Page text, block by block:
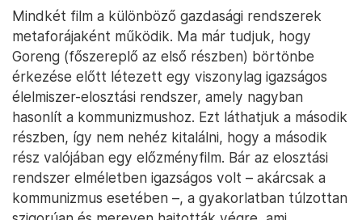
Mindkét film a különböző gazdasági rendszerek
metaforájaként működik. Ma már tudjuk, hogy
Goreng (főszereplő az első részben) börtönbe
érkezése előtt létezett egy viszonylag igazságos
élelmiszer-elosztási rendszer, amely nagyban
hasonlít a kommunizmushoz. Ezt láthatjuk a második
részben, így nem nehéz kitalálni, hogy a második
rész valójában egy előzményfilm. Bár az elosztási
rendszer elméletben igazságos volt – akárcsak a
kommunizmus esetében –, a gyakorlatban túlzottan